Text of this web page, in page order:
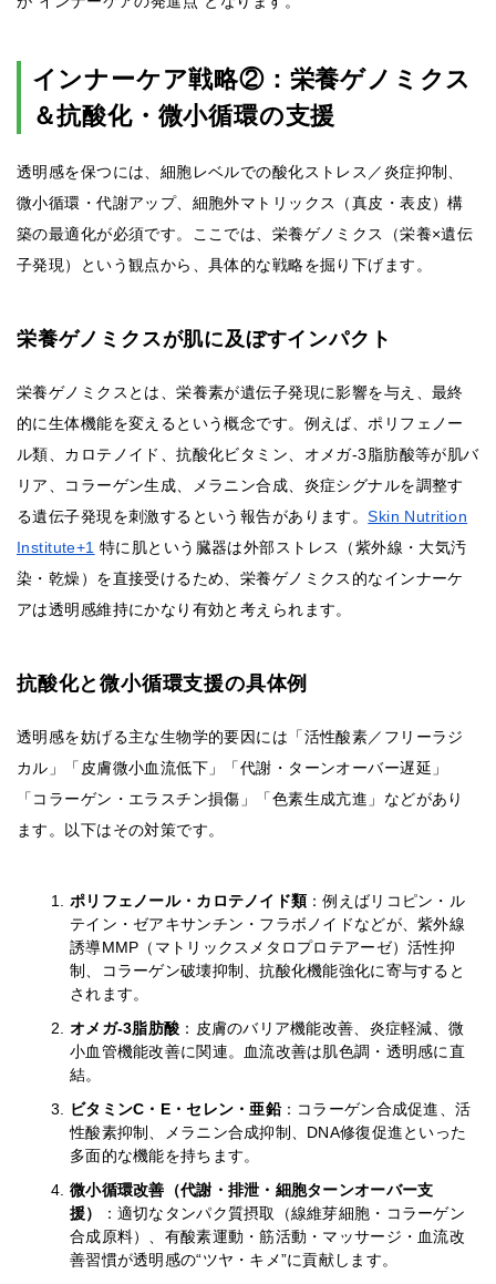
インナーケア戦略②：栄養ゲノミクス
＆抗酸化・微小循環の支援
透明感を保つには、細胞レベルでの酸化ストレス／炎症抑制、
微小循環・代謝アップ、細胞外マトリックス（真皮・表皮）構
築の最適化が必須です。ここでは、栄養ゲノミクス（栄養×遺伝
子発現）という観点から、具体的な戦略を掘り下げます。
栄養ゲノミクスが肌に及ぼすインパクト
栄養ゲノミクスとは、栄養素が遺伝子発現に影響を与え、最終
的に生体機能を変えるという概念です。例えば、ポリフェノー
ル類、カロテノイド、抗酸化ビタミン、オメガ-3脂肪酸等が肌バ
リア、コラーゲン生成、メラニン合成、炎症シグナルを調整す
る遺伝子発現を刺激するという報告があります。Skin Nutrition
Institute+1 特に肌という臓器は外部ストレス（紫外線・大気汚
染・乾燥）を直接受けるため、栄養ゲノミクス的なインナーケ
アは透明感維持にかなり有効と考えられます。
抗酸化と微小循環支援の具体例
透明感を妨げる主な生物学的要因には「活性酸素／フリーラジ
カル」「皮膚微小血流低下」「代謝・ターンオーバー遅延」
「コラーゲン・エラスチン損傷」「色素生成亢進」などがあり
ます。以下はその対策です。
ポリフェノール・カロテノイド類 ：例えばリコピン・ル
テイン・ゼアキサンチン・フラボノイドなどが、紫外線
誘導MMP（マトリックスメタロプロテアーゼ）活性抑
制、コラーゲン破壊抑制、抗酸化機能強化に寄与すると
されます。
オメガ-3脂肪酸 ：皮膚のバリア機能改善、炎症軽減、微
小血管機能改善に関連。血流改善は肌色調・透明感に直
結。
ビタミンC・E・セレン・亜鉛：コラーゲン合成促進、活
性酸素抑制、メラニン合成抑制、DNA修復促進といった
多面的な機能を持ちます。
微小循環改善（代謝・排泄・細胞ターンオーバー支
援）
：適切なタンパク質摂取（線維芽細胞・コラーゲン
合成原料）、有酸素運動・筋活動・マッサージ・血流改
善習慣が透明感の“ツヤ・キメ”に貢献します。